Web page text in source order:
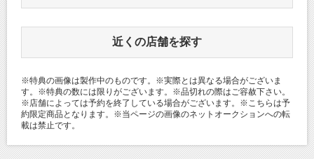
近くの店舗を探す
※特典の画像は製作中のものです。※実際とは異なる場合がございま
す。※特典の数には限りがございます。※品切れの際はご容赦下さい。
※店舗によっては予約を終了している場合がございます。※こちらは予
約限定商品となります。※当ページの画像のネットオークションへの転
載は禁止です。